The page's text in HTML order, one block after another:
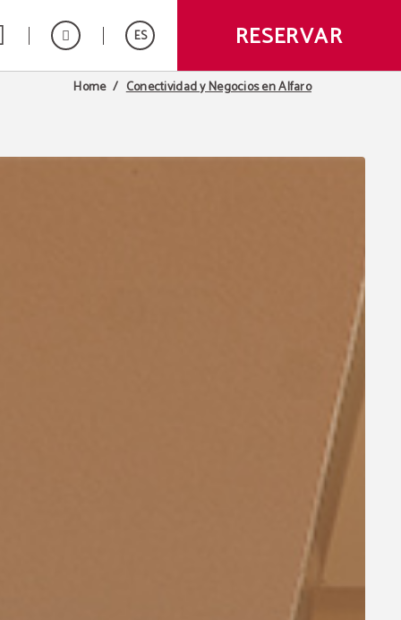
ES RESERVAR
Home Conectividad y Negocios en Alfaro